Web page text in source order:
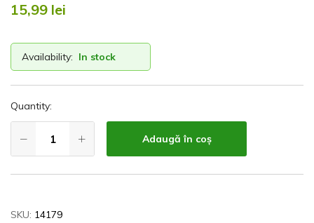
15,99 lei
Availability: In stock
Quantity:
Adaugă în coș
SKU: 14179